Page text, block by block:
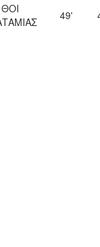
49'